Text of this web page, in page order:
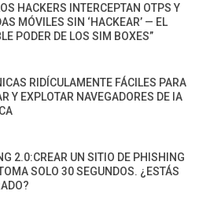
HACKERS INTERCEPTAN OTPS Y
MÓVILES SIN ‘HACKEAR’ — EL
PODER DE LOS SIM BOXES”
RIDÍCULAMENTE FÁCILES PARA
Y EXPLOTAR NAVEGADORES DE IA
2.0:CREAR UN SITIO DE PHISHING
SOLO 30 SEGUNDOS. ¿ESTÁS